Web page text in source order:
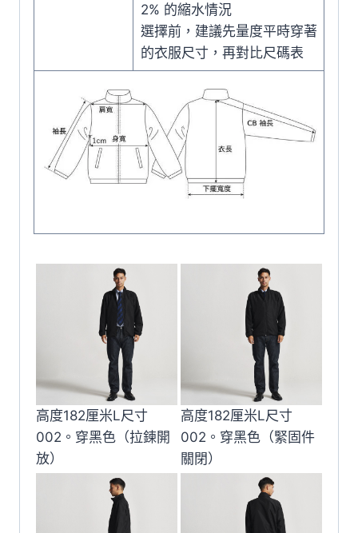
2% 的縮水情況
選擇前，建議先量度平時穿著
的衣服尺寸，再對比尺碼表
高度182厘米L尺寸
002。穿黑色（拉鍊開
放）
高度182厘米L尺寸
002。穿黑色（緊固件
關閉）